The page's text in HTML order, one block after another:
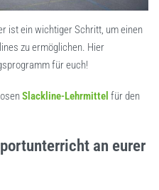
ist ein wichtiger Schritt, um einen
zu ermöglichen. Hier
für euch!
Slackline-Lehrmittel für den
an eurer